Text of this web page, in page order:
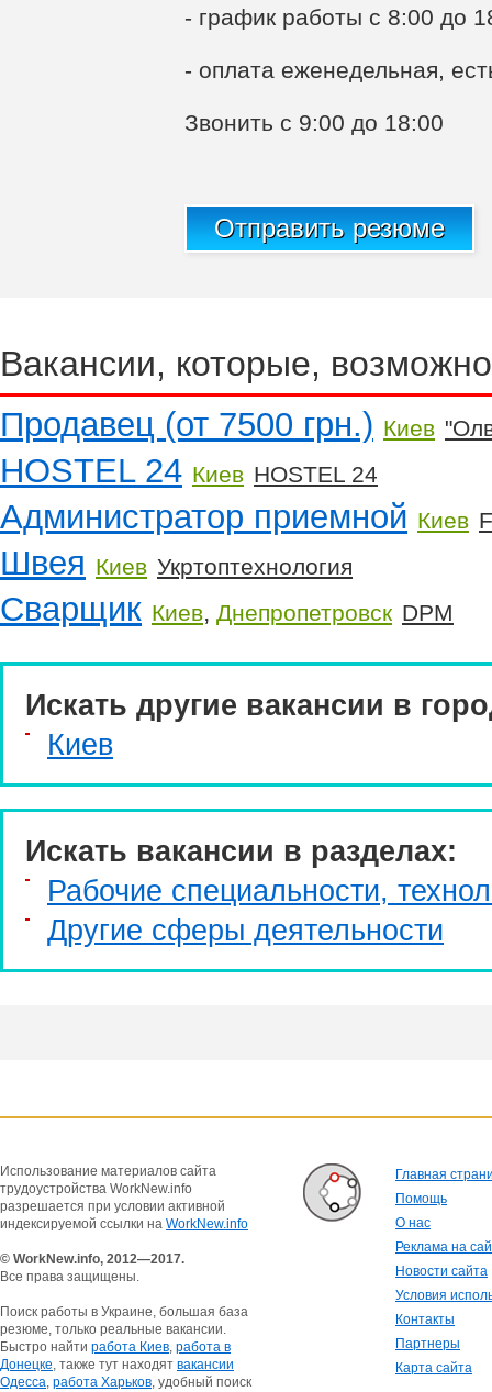
- график работы с 8:00 до
- оплата еженедельная,
Звонить с 9:00 до 18:00
Отправить резюме
Вакансии, которые,
Продавец (от 7500 грн.) Киев
HOSTEL 24 Киев HOSTEL 24
Администратор приемной Киев
Швея Киев Укртоптехнология
Сварщик Киев, Днепропетровск DPM
Искать другие вакансии в
Киев
Искать вакансии в разделах:
Рабочие специальности,
Другие сферы деятельности
Использование материалов сайта
трудоустройства WorkNew.info
разрешается при условии активной
индексируемой ссылки на WorkNew.info
© WorkNew.info, 2012—2017.
Все права защищены.
Поиск работы в Украине, большая база
резюме, только реальные вакансии.
Быстро найти работа Киев, работа в
Донецке, также тут находят вакансии
Одесса, работа Харьков, удобный поиск
Главная
Помощь
О нас
Реклама на
Новости сайта
Условия
Контакты
Партнеры
Карта сайта